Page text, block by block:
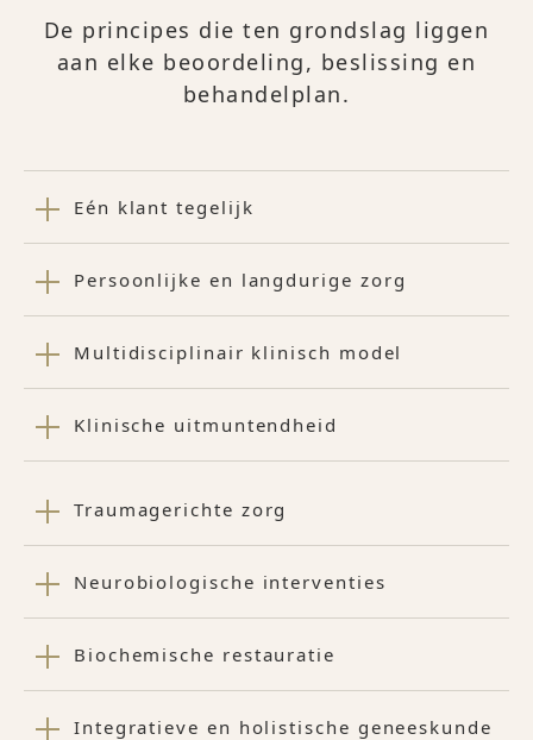
De principes die ten grondslag liggen
aan elke beoordeling, beslissing en
behandelplan.
Eén klant tegelijk
Persoonlijke en langdurige zorg
Multidisciplinair klinisch model
Klinische uitmuntendheid
Traumagerichte zorg
Neurobiologische interventies
Biochemische restauratie
Integratieve en holistische geneeskunde